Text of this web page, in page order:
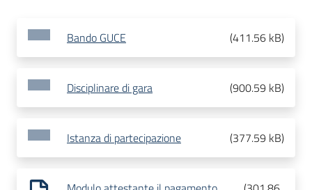
Bando GUCE (411.56 kB)
Disciplinare di gara (900.59 kB)
Istanza di partecipazione (377.59 kB)